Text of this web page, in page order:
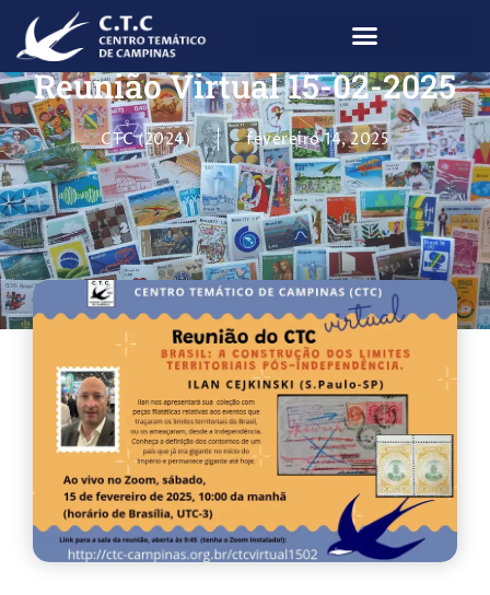
Reunião Virtual 15-02-2025
CTC (2024) fevereiro 14, 2025